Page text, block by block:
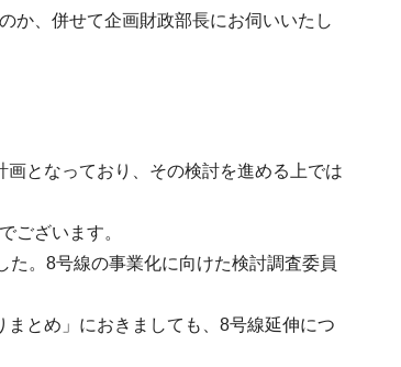
か、併せて企画財政部長にお伺いいたし
となっており、その検討を進める上では
ございます。
。8号線の事業化に向けた検討調査委員
とめ」におきましても、8号線延伸につ